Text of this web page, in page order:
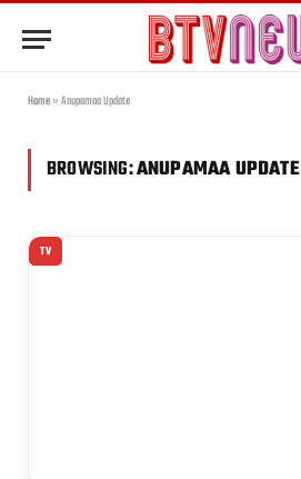
Home»Anupamaa Update
BROWSING:ANUPAMAA UPDATE
TV